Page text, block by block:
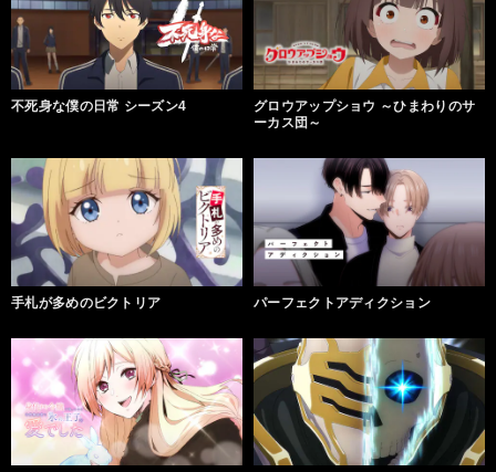
不死身な僕の日常 シーズン4
グロウアップショウ ～ひまわりのサ
ーカス団～
手札が多めのビクトリア パーフェクトアディクション